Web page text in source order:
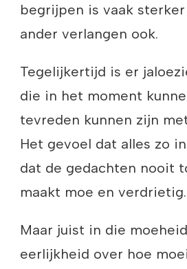
begrijpen is vaak
ander verlangen ook.
Tegelijkertijd is er
die in het moment
tevreden kunnen zijn
Het gevoel dat alles zo
dat de gedachten nooit
maakt moe en verdrietig.
Maar juist in die
eerlijkheid over hoe